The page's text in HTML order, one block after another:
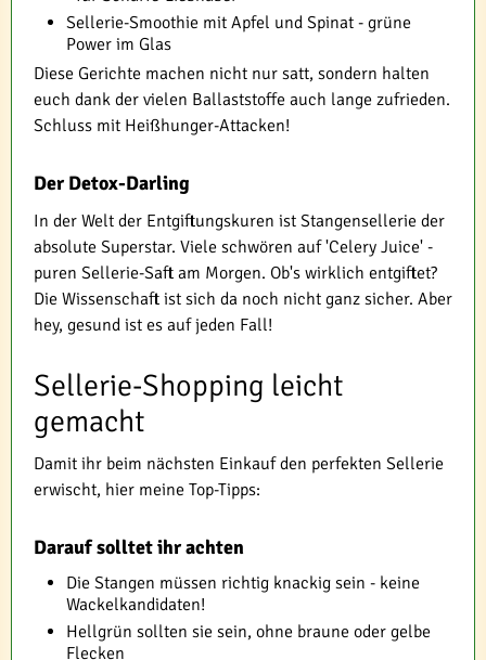
Sellerie-Smoothie mit Apfel und Spinat - grüne
Power im Glas
Diese Gerichte machen nicht nur satt, sondern halten
euch dank der vielen Ballaststoffe auch lange zufrieden.
Schluss mit Heißhunger-Attacken!
Der Detox-Darling
In der Welt der Entgiftungskuren ist Stangensellerie der
absolute Superstar. Viele schwören auf 'Celery Juice' -
puren Sellerie-Saft am Morgen. Ob's wirklich entgiftet?
Die Wissenschaft ist sich da noch nicht ganz sicher. Aber
hey, gesund ist es auf jeden Fall!
Sellerie-Shopping leicht
gemacht
Damit ihr beim nächsten Einkauf den perfekten Sellerie
erwischt, hier meine Top-Tipps:
Darauf solltet ihr achten
Die Stangen müssen richtig knackig sein - keine
Wackelkandidaten!
Hellgrün sollten sie sein, ohne braune oder gelbe
Flecken